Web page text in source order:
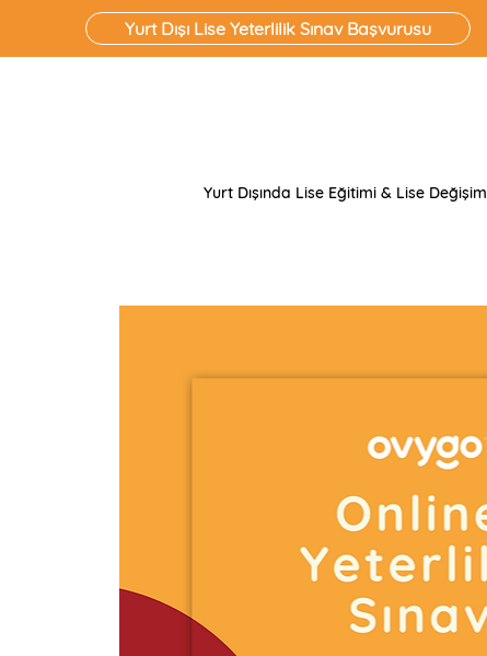
Yurt Dışı Lise Yeterlilik Sınav Başvurusu
Yurt Dışında Lise Eğitimi & Lise Değişim